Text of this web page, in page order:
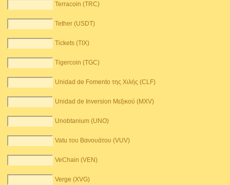
Terracoin (TRC)
Tether (USDT)
Tickets (TIX)
Tigercoin (TGC)
Unidad de Fomento της Χιλής (CLF)
Unidad de Inversion Μεξικού (MXV)
Unobtanium (UNO)
Vatu του Βανουάτου (VUV)
VeChain (VEN)
Verge (XVG)